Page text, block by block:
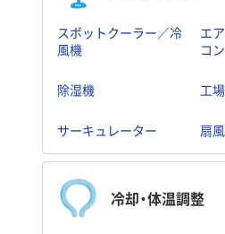
スポットクーラー／冷
風機
エ
コン
除湿機 工
サーキュレーター 扇
冷却・体温調整